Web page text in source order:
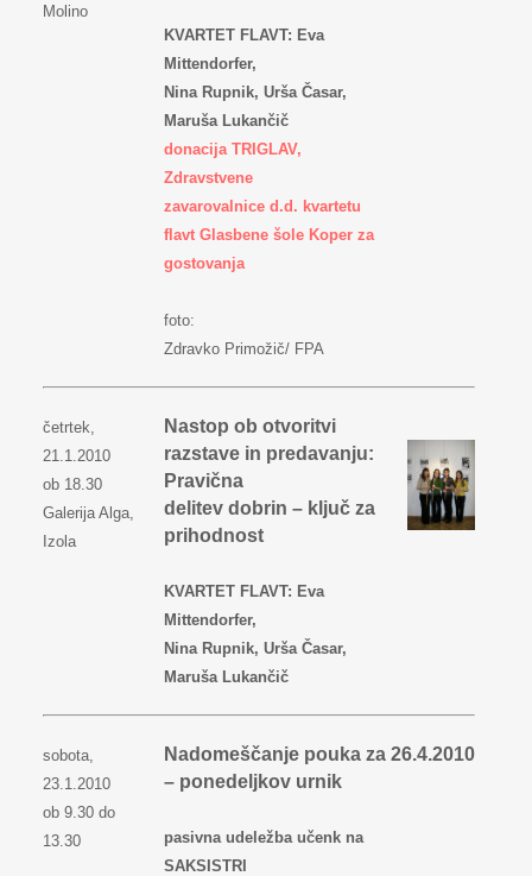
Molino
KVARTET FLAVT: Eva
Mittendorfer,
Nina Rupnik, Urša Časar,
Maruša Lukančič
donacija TRIGLAV,
Zdravstvene
zavarovalnice d.d. kvartetu
flavt Glasbene šole Koper za
gostovanja
foto:
Zdravko Primožič/ FPA
četrtek,
21.1.2010
ob 18.30
Galerija Alga,
Izola
Nastop ob otvoritvi
razstave in predavanju:
Pravična
delitev dobrin – ključ za
prihodnost
KVARTET FLAVT: Eva
Mittendorfer,
Nina Rupnik, Urša Časar,
Maruša Lukančič
sobota,
23.1.2010
ob 9.30 do
13.30
Nadomeščanje pouka za 26.4.2010
– ponedeljkov urnik
pasivna udeležba učenk na
SAKSISTRI